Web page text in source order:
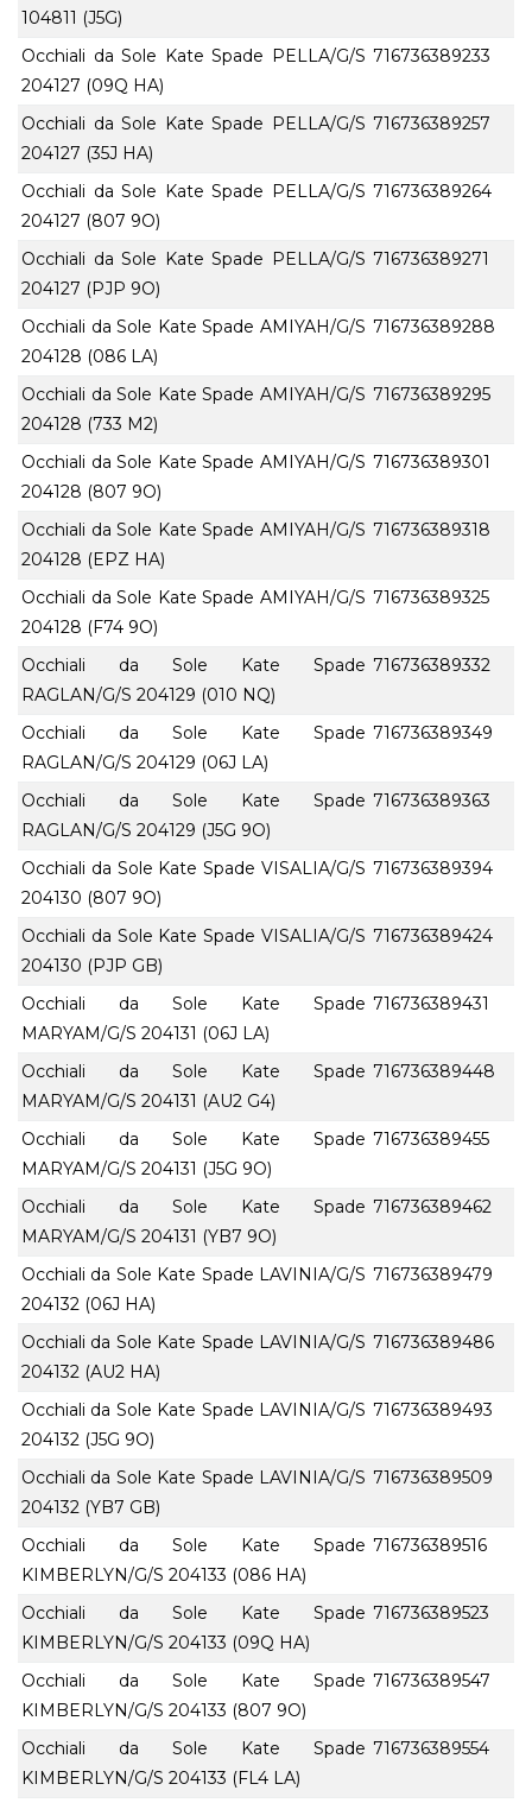
104811 (J5G)
Occhiali da Sole Kate Spade PELLA/G/S
204127 (09Q HA)
716736389233
Occhiali da Sole Kate Spade PELLA/G/S
204127 (35J HA)
716736389257
Occhiali da Sole Kate Spade PELLA/G/S
204127 (807 9O)
716736389264
Occhiali da Sole Kate Spade PELLA/G/S
204127 (PJP 9O)
716736389271
Occhiali da Sole Kate Spade AMIYAH/G/S
204128 (086 LA)
716736389288
Occhiali da Sole Kate Spade AMIYAH/G/S
204128 (733 M2)
716736389295
Occhiali da Sole Kate Spade AMIYAH/G/S
204128 (807 9O)
716736389301
Occhiali da Sole Kate Spade AMIYAH/G/S
204128 (EPZ HA)
716736389318
Occhiali da Sole Kate Spade AMIYAH/G/S
204128 (F74 9O)
716736389325
Occhiali da Sole Kate Spade
RAGLAN/G/S 204129 (010 NQ)
716736389332
Occhiali da Sole Kate Spade
RAGLAN/G/S 204129 (06J LA)
716736389349
Occhiali da Sole Kate Spade
RAGLAN/G/S 204129 (J5G 9O)
716736389363
Occhiali da Sole Kate Spade VISALIA/G/S
204130 (807 9O)
716736389394
Occhiali da Sole Kate Spade VISALIA/G/S
204130 (PJP GB)
716736389424
Occhiali da Sole Kate Spade
MARYAM/G/S 204131 (06J LA)
716736389431
Occhiali da Sole Kate Spade
MARYAM/G/S 204131 (AU2 G4)
716736389448
Occhiali da Sole Kate Spade
MARYAM/G/S 204131 (J5G 9O)
716736389455
Occhiali da Sole Kate Spade
MARYAM/G/S 204131 (YB7 9O)
716736389462
Occhiali da Sole Kate Spade LAVINIA/G/S
204132 (06J HA)
716736389479
Occhiali da Sole Kate Spade LAVINIA/G/S
204132 (AU2 HA)
716736389486
Occhiali da Sole Kate Spade LAVINIA/G/S
204132 (J5G 9O)
716736389493
Occhiali da Sole Kate Spade LAVINIA/G/S
204132 (YB7 GB)
716736389509
Occhiali da Sole Kate Spade
KIMBERLYN/G/S 204133 (086 HA)
716736389516
Occhiali da Sole Kate Spade
KIMBERLYN/G/S 204133 (09Q HA)
716736389523
Occhiali da Sole Kate Spade
KIMBERLYN/G/S 204133 (807 9O)
716736389547
Occhiali da Sole Kate Spade
KIMBERLYN/G/S 204133 (FL4 LA)
716736389554